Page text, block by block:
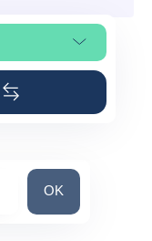
auswählen
Suche nach
OK